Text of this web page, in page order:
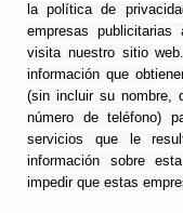
la política de
empresas publicitarias
visita nuestro sitio
información que
(sin incluir su nombre,
número de teléfono)
servicios que le
información sobre
impedir que estas